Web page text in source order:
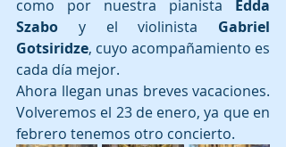
como por nuestra pianista Edda
Szabo y el violinista Gabriel
Gotsiridze, cuyo acompañamiento es
cada día mejor.
Ahora llegan unas breves vacaciones.
Volveremos el 23 de enero, ya que en
febrero tenemos otro concierto.